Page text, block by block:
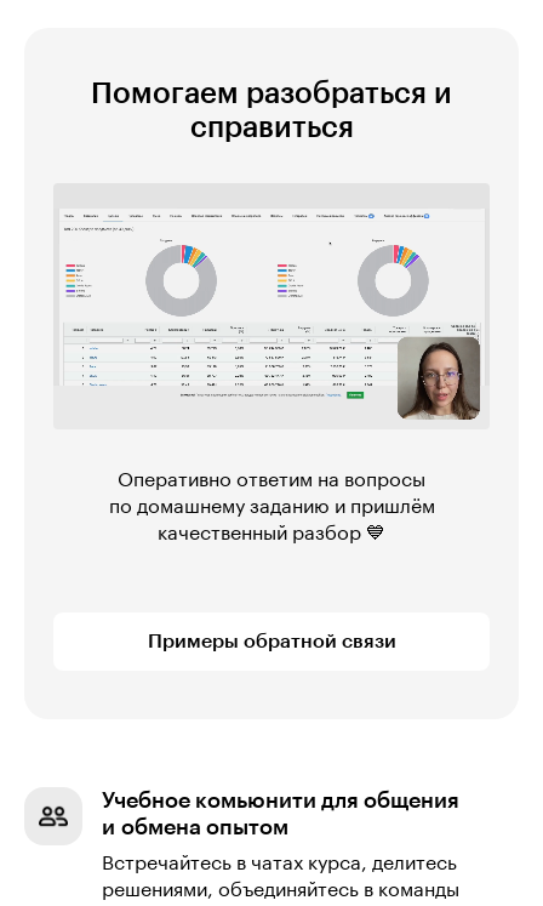
Помогаем разобраться и
справиться
Оперативно ответим на вопросы
по домашнему заданию и пришлём
качественный разбор 💙
Примеры обратной связи
Учебное комьюнити для общения
и обмена опытом
Встречайтесь в чатах курса, делитесь
решениями, объединяйтесь в команды